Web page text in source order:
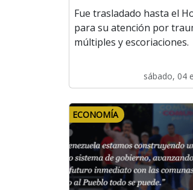
Fue trasladado hasta el
para su atención por
múltiples y escoriaciones.
sábado, 04
ECONOMÍA